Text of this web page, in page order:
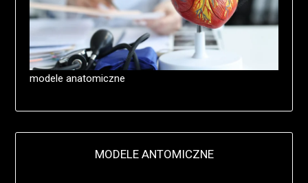
modele anatomiczne
MODELE ANTOMICZNE